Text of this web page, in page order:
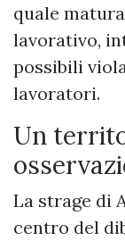
quale
lavorativo,
possibili
lavoratori.
Un
La strage di
centro del